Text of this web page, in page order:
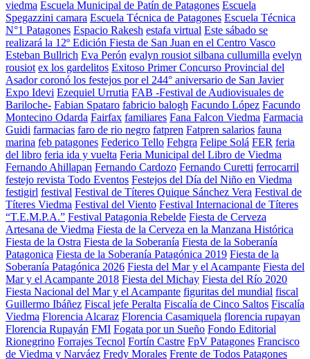
viedma Escuela Municipal de Patín de Patagones Escuela
Spegazzini camara Escuela Técnica de Patagones Escuela Técnica
N°1 Patagones Espacio Rakesh estafa virtual Este sábado se
realizará la 12º Edición Fiesta de San Juan en el Centro Vasco
Esteban Bullrich Eva Perón evalyn rousiot silbana cullumilla evelyn
rousiot ex los gardelitos Exitoso Primer Concurso Provincial del
Asador coronó los festejos por el 244° aniversario de San Javier
Expo Idevi Ezequiel Urrutia FAB -Festival de Audiovisuales de
Bariloche- Fabian Spataro fabricio balogh Facundo López Facundo
Montecino Odarda Fairfax familiares Fana Falcon Viedma Farmacia
Guidi farmacias faro de rio negro fatpren Fatpren salarios fauna
marina feb patagones Federico Tello Fehgra Felipe Solá FER feria
del libro feria ida y vuelta Feria Municipal del Libro de Viedma
Fernando Ahillapan Fernando Cardozo Fernando Curetti ferrocarril
festejo revista Todo Eventos Festejos del Día del Niño en Viedma
festigirl festival Festival de Títeres Quique Sánchez Vera Festival de
Títeres Viedma Festival del Viento Festival Internacional de Títeres
“T.E.M.P.A.” Festival Patagonia Rebelde Fiesta de Cerveza
Artesana de Viedma Fiesta de la Cerveza en la Manzana Histórica
Fiesta de la Ostra Fiesta de la Soberanía Fiesta de la Soberanía
Patagonica Fiesta de la Soberanía Patagónica 2019 Fiesta de la
Soberanía Patagónica 2026 Fiesta del Mar y el Acampante Fiesta del
Mar y el Acampante 2018 Fiesta del Michay Fiesta del Río 2020
Fiesta Nacional del Mar y el Acampante figuritas del mundial fiscal
Guillermo Ibáñez Fiscal jefe Peralta Fiscalía de Cinco Saltos Fiscalía
Viedma Florencia Alcaraz Florencia Casamiquela florencia rupayan
Florencia Rupayán FMI Fogata por un Sueño Fondo Editorial
Rionegrino Forrajes Tecnol Fortín Castre FpV Patagones Francisco
de Viedma y Narváez Fredy Morales Frente de Todos Patagones